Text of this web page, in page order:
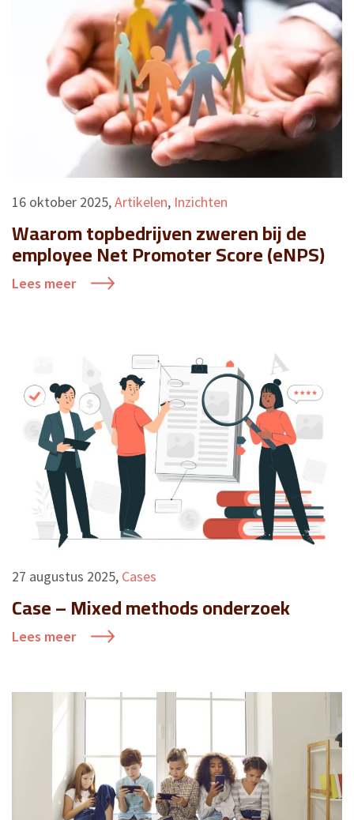
16 oktober 2025,Artikelen, Inzichten
Waarom topbedrijven zweren bij de
employee Net Promoter Score (eNPS)
Lees meer
27 augustus 2025, Cases
Case – Mixed methods onderzoek
Lees meer